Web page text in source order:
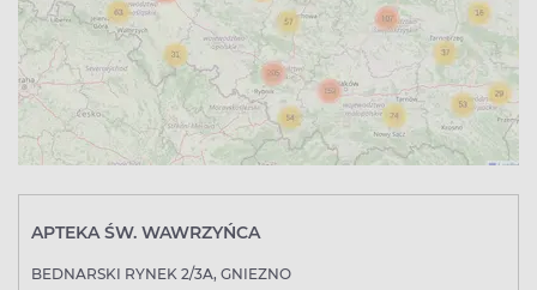
APTEKA ŚW. WAWRZYŃCA
BEDNARSKI RYNEK 2/3A, GNIEZNO